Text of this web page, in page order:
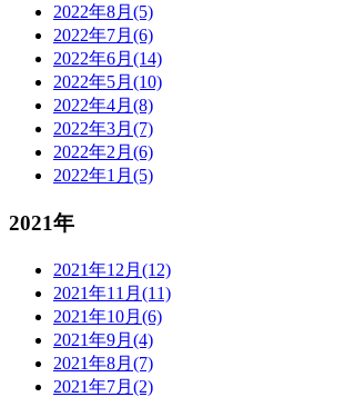
2022年8月(5)
2022年7月(6)
2022年6月(14)
2022年5月(10)
2022年4月(8)
2022年3月(7)
2022年2月(6)
2022年1月(5)
2021年
2021年12月(12)
2021年11月(11)
2021年10月(6)
2021年9月(4)
2021年8月(7)
2021年7月(2)